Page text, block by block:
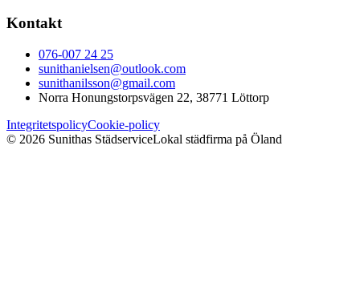
Kontakt
076-007 24 25
sunithanielsen@outlook.com
sunithanilsson@gmail.com
Norra Honungstorpsvägen 22, 38771 Löttorp
IntegritetspolicyCookie-policy
© 2026 Sunithas StädserviceLokal städfirma på Öland